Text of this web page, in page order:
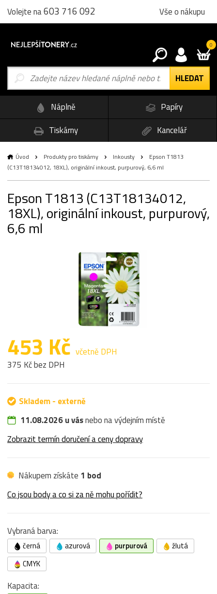
Volejte na603 716 092 Vše o nákupu
0
Náplně
Papíry
Tiskárny
Kancelář
Úvod Produkty pro tiskárny Inkousty
Epson T1813
(C13T18134012, 18XL), originální inkoust, purpurový, 6,6 ml
Epson T1813 (C13T18134012,
18XL), originální inkoust, purpurový,
6,6 ml
453 Kč včetně DPH
375 Kč bez DPH
Skladem - externě
11.08.2026 u vásnebo na výdejním místě
Zobrazit termín doručení a ceny dopravy
Nákupem získáte 1 bod
Co jsou body a co si za ně mohu pořídit?
Vybraná barva:
černá azurová purpurová
žlutá
CMYK
Kapacita: